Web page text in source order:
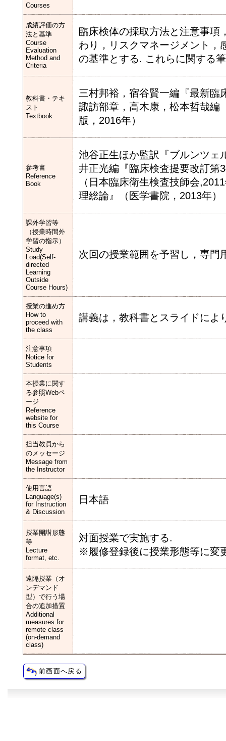
Courses
成績評価の方
法と基準
Course
Evaluation
Method and
Criteria
臨床検体の採取方法と注意事項
わり，リスクマネージメント，
の基準とする. これらに関する
教科書・テキ
スト
Textbook
三村邦裕，宿谷賢一編『最新臨
諏訪部章，高木康，松本哲哉編
版，2016年）
参考書
Reference
Book
池谷正生ほか監訳『ブルンツ
井正光編『臨床検査提要改訂第
（日本臨床衛生検査技師会
理総論』（医学書院，2013年）
課外学習等
（授業時間外
学習の指示）
Study
Load(Self-
directed
Learning
Outside
Course Hours)
次回の授業範囲を予習し，専門
授業の進め方
How to
proceed with
the class
講義は，教科書とスライドによ
注意事項
Notice for
Students
本授業に関す
る参照Webペ
ージ
Reference
website for
this Course
担当教員から
のメッセージ
Message from
the Instructor
使用言語
Language(s)
for Instruction
& Discussion
日本語
授業開講形態
等
Lecture
format, etc.
対面授業で実施する.
※履修登録後に授業形態等に変
遠隔授業（オ
ンデマンド
型）で行う場
合の追加措置
Additional
measures for
remote class
(on-demand
class)